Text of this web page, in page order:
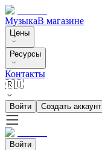
МузыкаВ магазине
Цены
Ресурсы
Контакты
🇷🇺
Войти Создать аккаунт
Войти